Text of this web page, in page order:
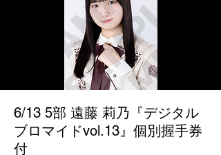
6/13 5部 遠藤 莉乃『デジタル
ブロマイドvol.13』個別握手券
付